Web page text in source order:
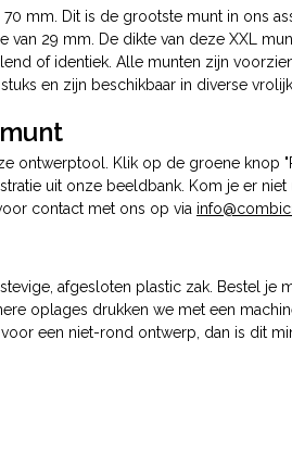
mm. Dit is de grootste munt in ons
29 mm. De dikte van deze XXL
of identiek. Alle munten zijn
en zijn beschikbaar in diverse
ontwerptool. Klik op de groene knop
uit onze beeldbank. Kom je er
contact met ons op via
afgesloten plastic zak. Bestel
oplages drukken we met een
een niet-rond ontwerp, dan is dit